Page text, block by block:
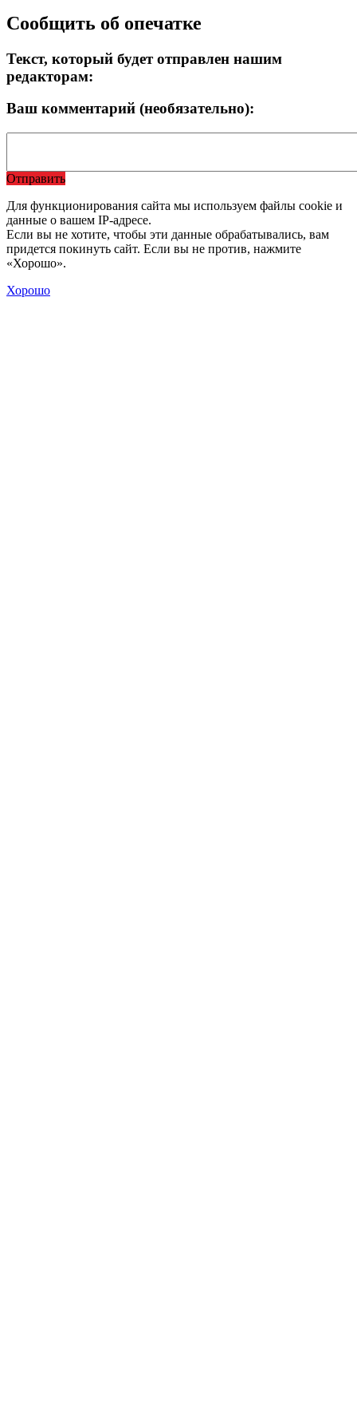
Сообщить об опечатке
Текст, который будет отправлен нашим
редакторам:
Ваш комментарий (необязательно):
Отправить
Для функционирования сайта мы используем файлы cookie и
данные о вашем IP-адресе.
Если вы не хотите, чтобы эти данные обрабатывались, вам
придется покинуть сайт. Если вы не против, нажмите
«Хорошо».
Хорошо